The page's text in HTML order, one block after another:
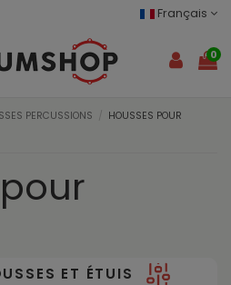
Français
0
PERCUSSIONS
HOUSSES POUR
ET ÉTUIS